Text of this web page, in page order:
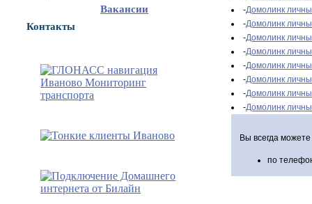
Вакансии
Контакты
-Домолинк
-Домолинк
-Домолинк
-Домолинк
-Домолинк
-Домолинк
-Домолинк
-Домолинк
Вы всегда
по